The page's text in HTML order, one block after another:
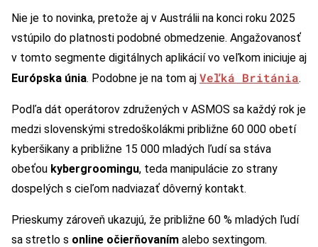
Nie je to novinka, pretože aj v Austrálii na konci roku 2025
vstúpilo do platnosti podobné obmedzenie. Angažovanosť
v tomto segmente digitálnych aplikácií vo veľkom iniciuje aj
Európska únia. Podobne je na tom aj Veľká Británia.
Podľa dát operátorov združených v ASMOS sa každý rok je
medzi slovenskými stredoškolákmi približne 60 000 obetí
kyberšikany a približne 15 000 mladých ľudí sa stáva
obeťou kybergroomingu, teda manipulácie zo strany
dospelých s cieľom nadviazať dôverný kontakt.
Prieskumy zároveň ukazujú, že približne 60 % mladých ľudí
sa stretlo s online očierňovaním alebo sextingom.